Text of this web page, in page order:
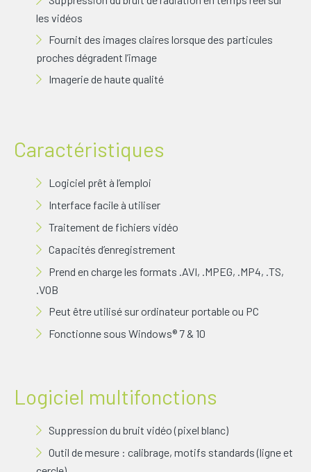
les vidéos
Fournit des images claires lorsque des particules
proches dégradent l’image
Imagerie de haute qualité
Caractéristiques
Logiciel prêt à l’emploi
Interface facile à utiliser
Traitement de fichiers vidéo
Capacités d’enregistrement
Prend en charge les formats .AVI, .MPEG, .MP4, .TS,
.VOB
Peut être utilisé sur ordinateur portable ou PC
Fonctionne sous Windows® 7 & 10
Logiciel multifonctions
Suppression du bruit vidéo (pixel blanc)
Outil de mesure : calibrage, motifs standards (ligne et